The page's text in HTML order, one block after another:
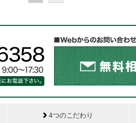
4つのこだわり